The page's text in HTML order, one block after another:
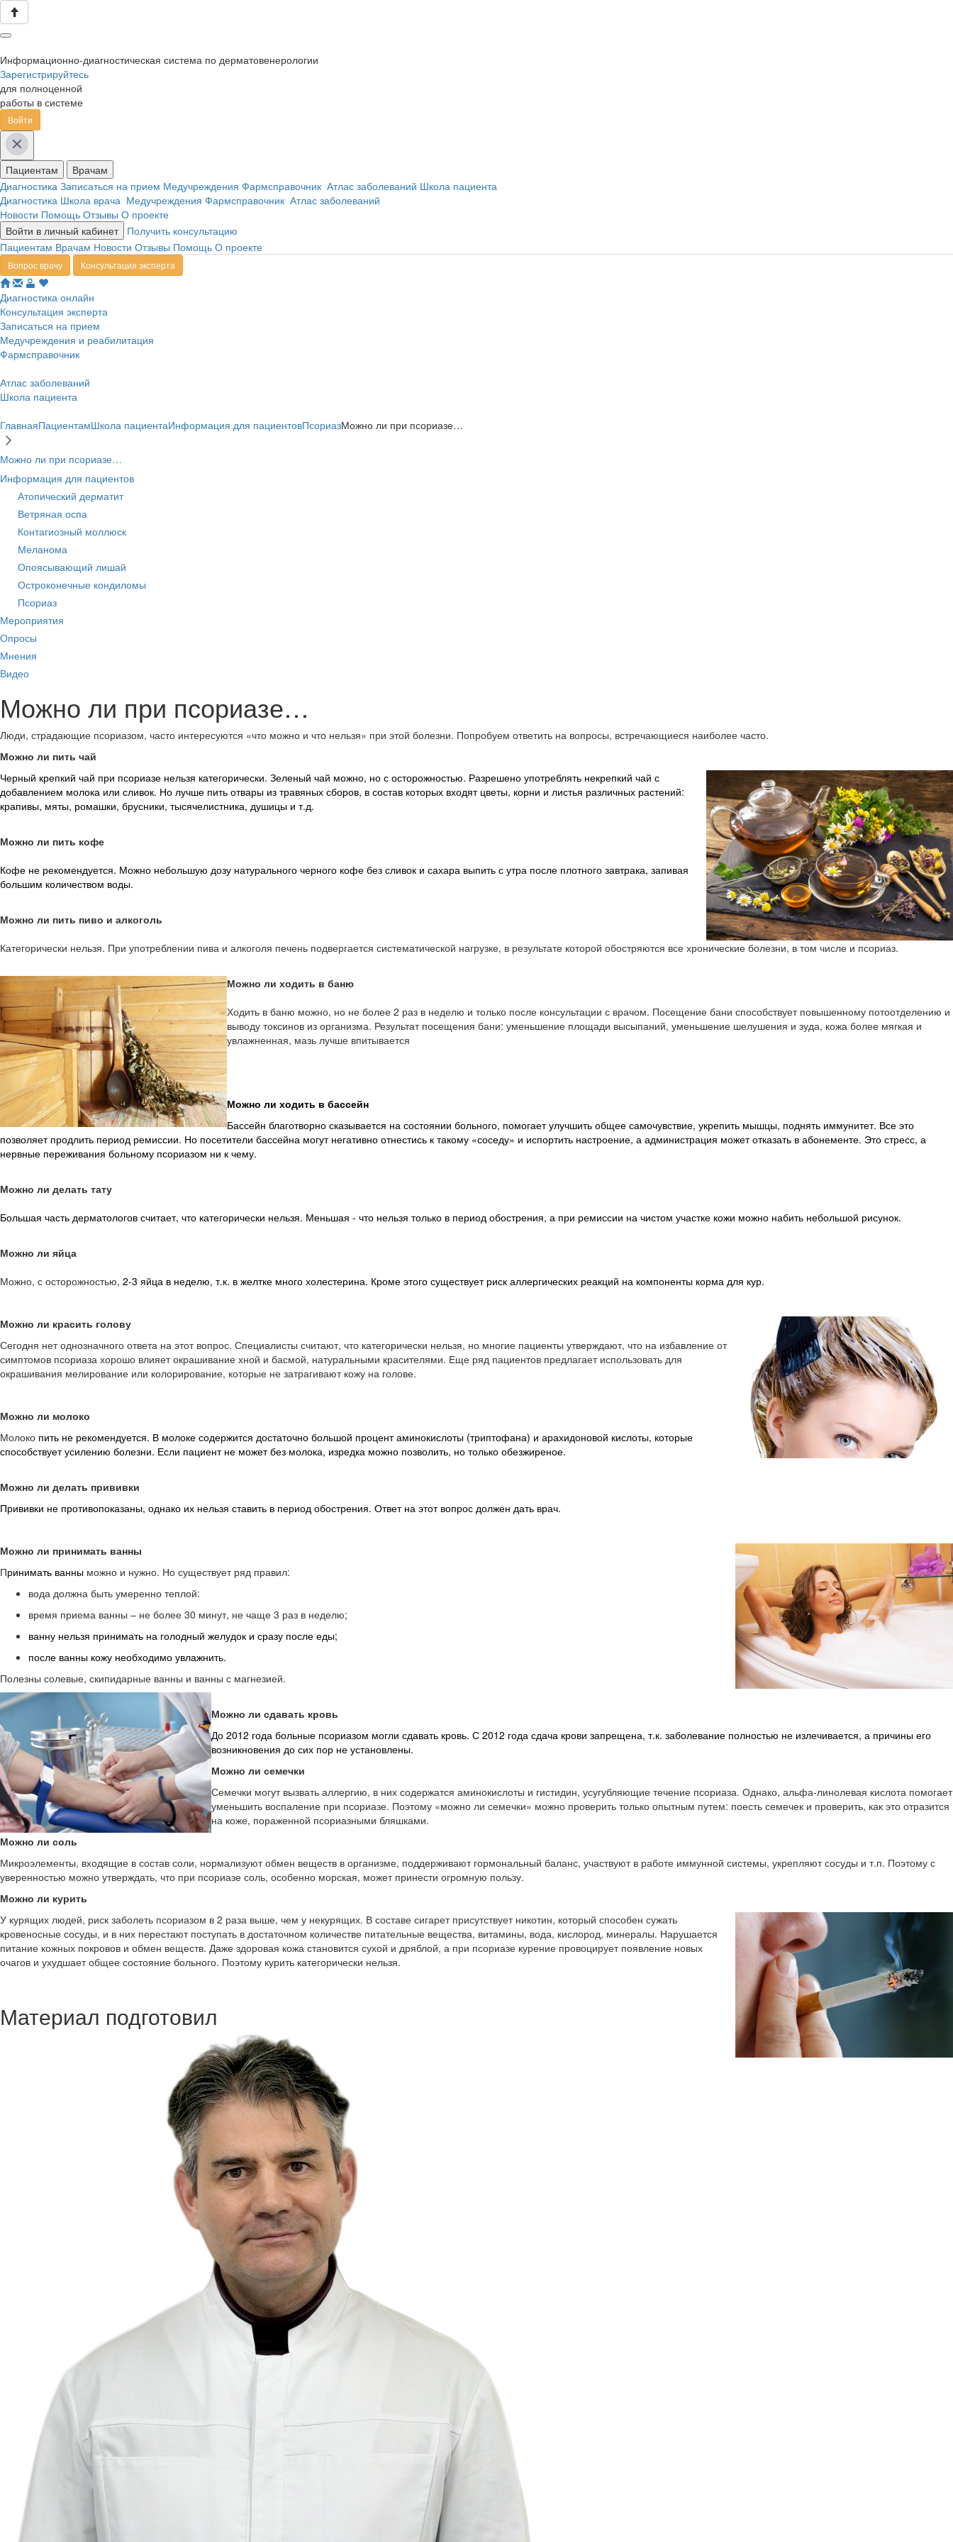
Информационно-диагностическая система по дерматовенерологии
Зарегистрируйтесь
для полноценной
работы в системе
Войти
Пациентам
Врачам
Диагностика Записаться на прием Медучреждения Фармсправочник Атлас заболеваний Школа пациента
Диагностика Школа врача Медучреждения Фармсправочник Атлас заболеваний
Новости Помощь Отзывы О проекте
Войти в личный кабинет
Получить консультацию
Пациентам Врачам Новости Отзывы Помощь О проекте
Вопрос врачу Консультация эксперта
Диагностика онлайн
Консультация эксперта
Записаться на прием
Медучреждения и реабилитация
Фармсправочник
Атлас заболеваний
Школа пациента
ГлавнаяПациентамШкола пациентаИнформация для пациентовПсориазМожно ли при псориазе…
Можно ли при псориазе…
Информация для пациентов
Атопический дерматит
Ветряная оспа
Контагиозный моллюск
Меланома
Опоясывающий лишай
Остроконечные кондиломы
Псориаз
Мероприятия
Опросы
Мнения
Видео
Можно ли при псориазе…
Люди, страдающие псориазом, часто интересуются «что можно и что нельзя» при этой болезни. Попробуем ответить на вопросы, встречающиеся наиболее часто.
Можно ли пить чай
Черный крепкий чай при псориазе нельзя категорически. Зеленый чай можно, но с осторожностью. Разрешено употреблять некрепкий чай с
добавлением молока или сливок. Но лучше пить отвары из травяных сборов, в состав которых входят цветы, корни и листья различных растений:
крапивы, мяты, ромашки, брусники, тысячелистника, душицы и т.д.
Можно ли пить кофе
Кофе не рекомендуется. Можно небольшую дозу натурального черного кофе без сливок и сахара выпить с утра после плотного завтрака, запивая
большим количеством воды.
Можно ли пить пиво и алкоголь
Категорически нельзя. При употреблении пива и алкоголя печень подвергается систематической нагрузке, в результате которой обостряются все хронические болезни, в том числе и псориаз.
Можно ли ходить в баню
Ходить в баню можно, но не более 2 раз в неделю и только после консультации с врачом. Посещение бани способствует повышенному потоотделению и
выводу токсинов из организма. Результат посещения бани: уменьшение площади высыпаний, уменьшение шелушения и зуда, кожа более мягкая и
увлажненная, мазь лучше впитывается
Можно ли ходить в бассейн
Бассейн благотворно сказывается на состоянии больного, помогает улучшить общее самочувствие, укрепить мышцы, поднять иммунитет. Все это
позволяет продлить период ремиссии. Но посетители бассейна могут негативно отнестись к такому «соседу» и испортить настроение, а администрация может отказать в абонементе. Это стресс, а
нервные переживания больному псориазом ни к чему.
Можно ли делать тату
Большая часть дерматологов считает, что категорически нельзя. Меньшая - что нельзя только в период обострения, а при ремиссии на чистом участке кожи можно набить небольшой рисунок.
Можно ли яйца
Можно, с осторожностью, 2-3 яйца в неделю, т.к. в желтке много холестерина. Кроме этого существует риск аллергических реакций на компоненты корма для кур.
Можно ли красить голову
Сегодня нет однозначного ответа на этот вопрос. Специалисты считают, что категорически нельзя, но многие пациенты утверждают, что на избавление от
симптомов псориаза хорошо влияет окрашивание хной и басмой, натуральными красителями. Еще ряд пациентов предлагает использовать для
окрашивания мелирование или колорирование, которые не затрагивают кожу на голове.
Можно ли молоко
Молоко пить не рекомендуется. В молоке содержится достаточно большой процент аминокислоты (триптофана) и арахидоновой кислоты, которые
способствует усилению болезни. Если пациент не может без молока, изредка можно позволить, но только обезжиреное.
Можно ли делать прививки
Прививки не противопоказаны, однако их нельзя ставить в период обострения. Ответ на этот вопрос должен дать врач.
Можно ли принимать ванны
Принимать ванны можно и нужно. Но существует ряд правил:
вода должна быть умеренно теплой:
время приема ванны – не более 30 минут, не чаще 3 раз в неделю;
ванну нельзя принимать на голодный желудок и сразу после еды;
после ванны кожу необходимо увлажнить.
Полезны солевые, скипидарные ванны и ванны с магнезией.
Можно ли сдавать кровь
До 2012 года больные псориазом могли сдавать кровь. С 2012 года сдача крови запрещена, т.к. заболевание полностью не излечивается, а причины его
возникновения до сих пор не установлены.
Можно ли семечки
Семечки могут вызвать аллергию, в них содержатся аминокислоты и гистидин, усугубляющие течение псориаза. Однако, альфа-линолевая кислота помогает
уменьшить воспаление при псориазе. Поэтому «можно ли семечки» можно проверить только опытным путем: поесть семечек и проверить, как это отразится
на коже, пораженной псориазными бляшками.
Можно ли соль
Микроэлементы, входящие в состав соли, нормализуют обмен веществ в организме, поддерживают гормональный баланс, участвуют в работе иммунной системы, укрепляют сосуды и т.п. Поэтому с
уверенностью можно утверждать, что при псориазе соль, особенно морская, может принести огромную пользу.
Можно ли курить
У курящих людей, риск заболеть псориазом в 2 раза выше, чем у некурящих. В составе сигарет присутствует никотин, который способен сужать
кровеносные сосуды, и в них перестают поступать в достаточном количестве питательные вещества, витамины, вода, кислород, минералы. Нарушается
питание кожных покровов и обмен веществ. Даже здоровая кожа становится сухой и дряблой, а при псориазе курение провоцирует появление новых
очагов и ухудшает общее состояние больного. Поэтому курить категорически нельзя.
Материал подготовил